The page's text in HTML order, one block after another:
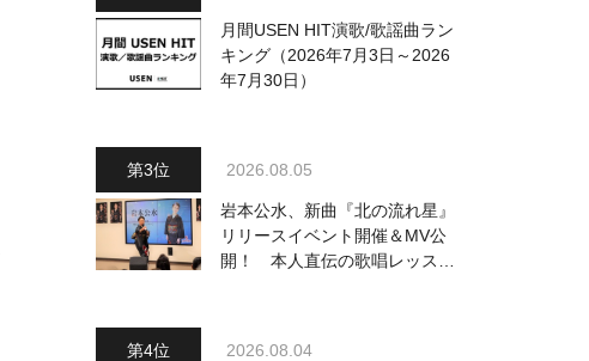
月間USEN HIT演歌/歌謡曲ラン
キング（2026年7月3日～2026
年7月30日）
2026.08.05
岩本公水、新曲『北の流れ星』
リリースイベント開催＆MV公
開！ 本人直伝の歌唱レッスン
2026.08.04